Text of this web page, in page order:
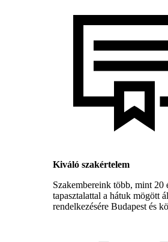
Kiváló szakértelem
Szakembereink több, mint 20
tapasztalattal a hátuk mögött
rendelkezésére Budapest és